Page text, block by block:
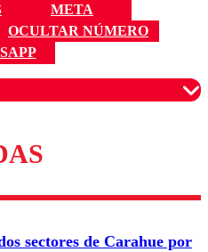
META
OCULTAR NÚMERO
para garantizar un
sectores de Carahue por